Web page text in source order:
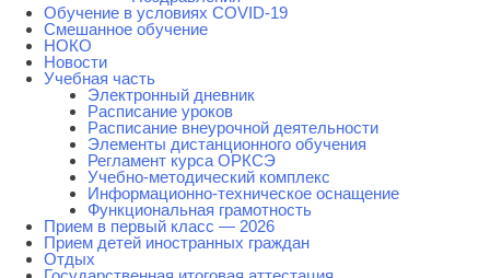
Обучение в условиях COVID-19
Смешанное обучение
НОКО
Новости
Учебная часть
Электронный дневник
Расписание уроков
Расписание внеурочной деятельности
Элементы дистанционного обучения
Регламент курса ОРКСЭ
Учебно-методический комплекс
Информационно-техническое оснащение
Функциональная грамотность
Прием в первый класс — 2026
Прием детей иностранных граждан
Отдых